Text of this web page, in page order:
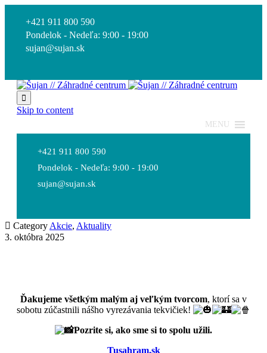
+421 911 800 590
Pondelok - Nedeľa: 9:00 - 19:00
sujan@sujan.sk

Skip to content
MENU
+421 911 800 590
Pondelok - Nedeľa: 9:00 - 19:00
sujan@sujan.sk
 Category Akcie, Aktuality
3. októbra 2025
Ďakujeme všetkým malým aj veľkým tvorcom, ktorí sa v
sobotu zúčastnili nášho vyrezávania tekvičiek!
Pozrite si, ako sme si to spolu užili.
Tusahram.sk